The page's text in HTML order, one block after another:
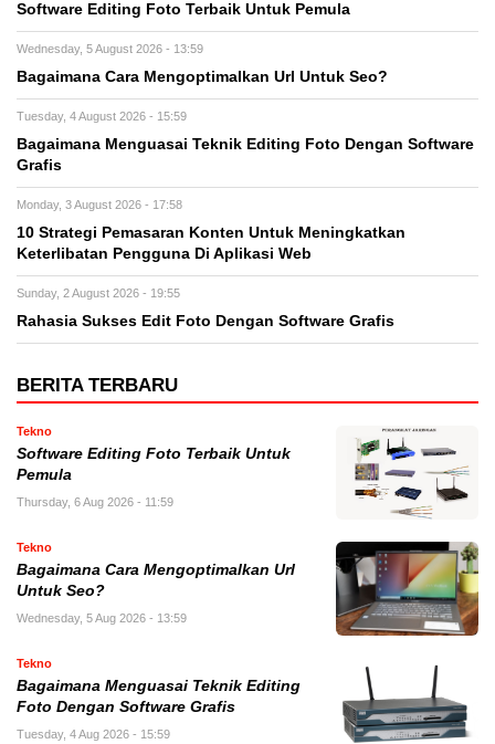
Software Editing Foto Terbaik Untuk Pemula
Wednesday, 5 August 2026 - 13:59
Bagaimana Cara Mengoptimalkan Url Untuk Seo?
Tuesday, 4 August 2026 - 15:59
Bagaimana Menguasai Teknik Editing Foto Dengan Software
Grafis
Monday, 3 August 2026 - 17:58
10 Strategi Pemasaran Konten Untuk Meningkatkan
Keterlibatan Pengguna Di Aplikasi Web
Sunday, 2 August 2026 - 19:55
Rahasia Sukses Edit Foto Dengan Software Grafis
BERITA TERBARU
Tekno
Software Editing Foto Terbaik Untuk
Pemula
Thursday, 6 Aug 2026 - 11:59
Tekno
Bagaimana Cara Mengoptimalkan Url
Untuk Seo?
Wednesday, 5 Aug 2026 - 13:59
Tekno
Bagaimana Menguasai Teknik Editing
Foto Dengan Software Grafis
Tuesday, 4 Aug 2026 - 15:59